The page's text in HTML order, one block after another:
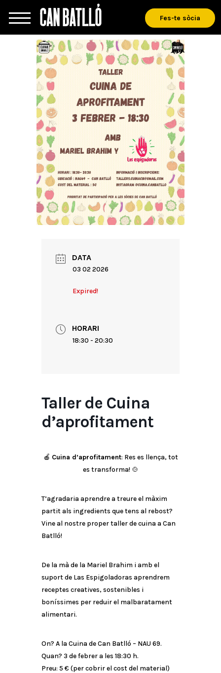
Fes-te sòcia
DATA
03 02 2026
Expired!
HORARI
18:30 - 20:30
Taller de Cuina
d’aprofitament
🍎 Cuina d’aprofitament: Res es llença, tot
es transforma! 🍲
T’agradaria aprendre a treure el màxim
partit als ingredients que tens al rebost?
Vine al nostre proper taller de cuina a Can
Batlló!
De la mà de la Mariel Brahim i amb el
suport de Las Espigoladoras aprendrem
receptes creatives, sostenibles i
boníssimes per reduir el malbaratament
alimentari.
On? A la Cuina de Can Batlló – NAU 69.
Quan? 3 de febrer a les 18:30 h.
Preu: 5 € (per cobrir el cost del material)